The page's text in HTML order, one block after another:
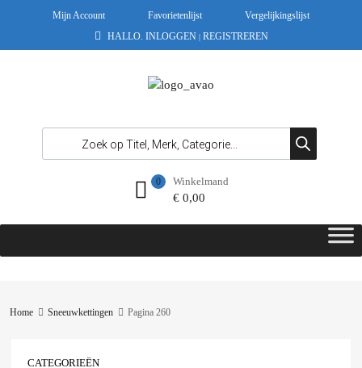
Mijn Account Favorietenlijst
Vergelijkingslijst
HALLO. INLOGGEN | REGISTREREN
Winkelmand
€0,00
0
Home Sneeuwkettingen Pagina 260
CATEGORIEËN